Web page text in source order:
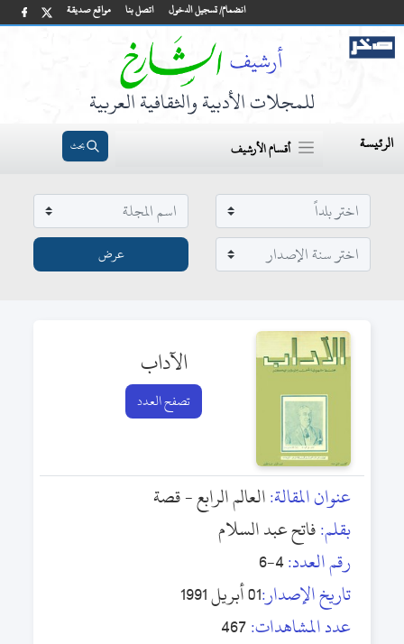
مواقع صديقة اتصل بنا انضمام/ تسجيل الدخول
للمجلات الأدبية والثقافية العربية
الرئيسة أقسام الأرشيف بحث
الآداب
تصفح العدد
عنوان المقالة:العالم الرابع - قصة
بقلم:فاتح عبد السلام
رقم العدد:4-6
تاريخ الإصدار:01 أبريل 1991
عدد المشاهدات:467